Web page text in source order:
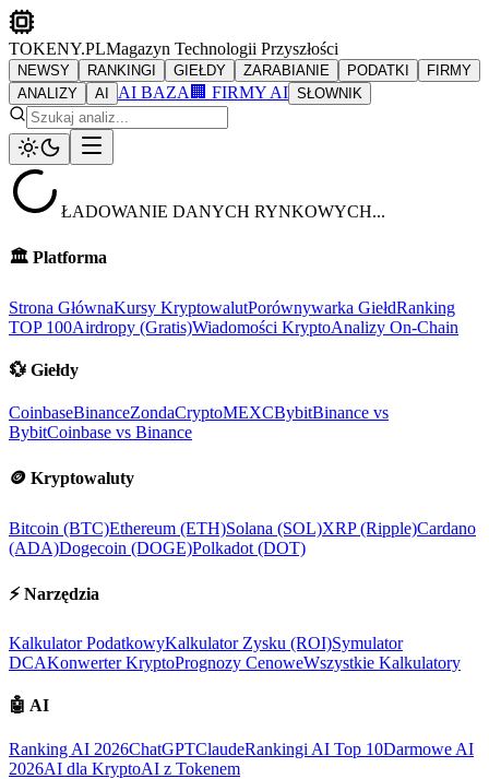
TOKENY.PLMagazyn Technologii Przyszłości
NEWSY RANKINGI GIEŁDY ZARABIANIE PODATKI
FIRMY
ANALIZY
AI AI BAZA 🏢 FIRMY AI SŁOWNIK
ŁADOWANIE DANYCH RYNKOWYCH...
🏛️ Platforma
Strona GłównaKursy KryptowalutPorównywarka GiełdRanking
TOP 100Airdropy (Gratis)Wiadomości KryptoAnalizy On-Chain
💱 Giełdy
CoinbaseBinanceZondaCryptoMEXCBybitBinance vs
BybitCoinbase vs Binance
🪙 Kryptowaluty
Bitcoin (BTC)Ethereum (ETH)Solana (SOL)XRP (Ripple)Cardano
(ADA)Dogecoin (DOGE)Polkadot (DOT)
⚡ Narzędzia
Kalkulator PodatkowyKalkulator Zysku (ROI)Symulator
DCAKonwerter KryptoPrognozy CenoweWszystkie Kalkulatory
🤖 AI
Ranking AI 2026ChatGPTClaudeRankingi AI Top 10Darmowe AI
2026AI dla KryptoAI z Tokenem